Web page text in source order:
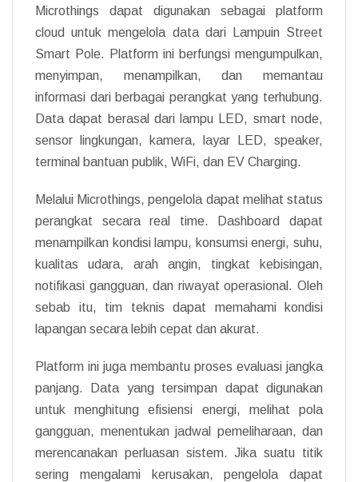
Microthings dapat digunakan sebagai platform
cloud untuk mengelola data dari Lampuin Street
Smart Pole. Platform ini berfungsi mengumpulkan,
menyimpan, menampilkan, dan memantau
informasi dari berbagai perangkat yang terhubung.
Data dapat berasal dari lampu LED, smart node,
sensor lingkungan, kamera, layar LED, speaker,
terminal bantuan publik, WiFi, dan EV Charging.
Melalui Microthings, pengelola dapat melihat status
perangkat secara real time. Dashboard dapat
menampilkan kondisi lampu, konsumsi energi, suhu,
kualitas udara, arah angin, tingkat kebisingan,
notifikasi gangguan, dan riwayat operasional. Oleh
sebab itu, tim teknis dapat memahami kondisi
lapangan secara lebih cepat dan akurat.
Platform ini juga membantu proses evaluasi jangka
panjang. Data yang tersimpan dapat digunakan
untuk menghitung efisiensi energi, melihat pola
gangguan, menentukan jadwal pemeliharaan, dan
merencanakan perluasan sistem. Jika suatu titik
sering mengalami kerusakan, pengelola dapat